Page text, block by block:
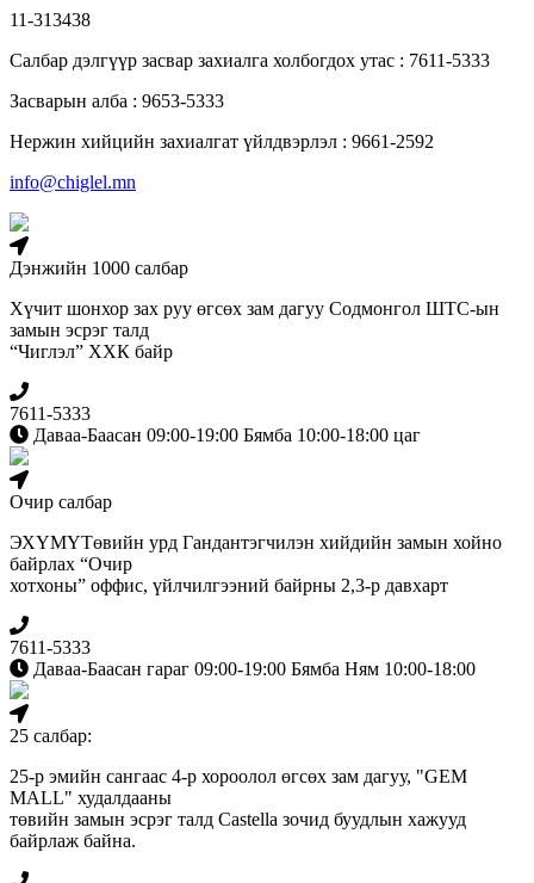
11-313438
Салбар дэлгүүр засвар захиалга холбогдох утас : 7611-5333
Засварын алба : 9653-5333
Нержин хийцийн захиалгат үйлдвэрлэл : 9661-2592
info@chiglel.mn
Дэнжийн 1000 салбар
Хүчит шонхор зах руу өгсөх зам дагуу Содмонгол ШТС-ын
замын эсрэг талд
“Чиглэл” ХХК байр
7611-5333
Даваа-Баасан 09:00-19:00 Бямба 10:00-18:00 цаг
Очир салбар
ЭХҮМҮТөвийн урд Гандантэгчилэн хийдийн замын хойно
байрлах “Очир
хотхоны” оффис, үйлчилгээний байрны 2,3-р давхарт
7611-5333
Даваа-Баасан гараг 09:00-19:00 Бямба Ням 10:00-18:00
25 салбар:
25-р эмийн сангаас 4-р хороолол өгсөх зам дагуу, "GEM
MALL" худалдааны
төвийн замын эсрэг талд Сastella зочид буудлын хажууд
байрлаж байна.